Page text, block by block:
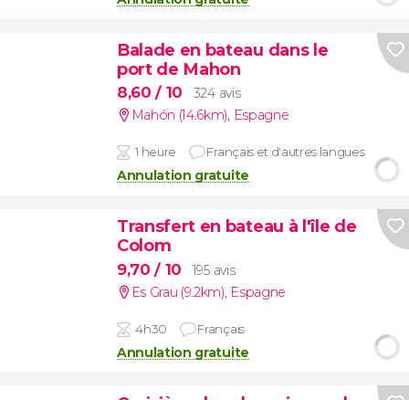
Balade en bateau dans le
port de Mahon
8,60/ 10
324 avis
Mahón (14.6km), Espagne
1 heure Français et d'autres langues
Annulation gratuite
Transfert en bateau à l'île de
Colom
9,70/ 10
195 avis
Es Grau (9.2km), Espagne
4h30 Français
Annulation gratuite